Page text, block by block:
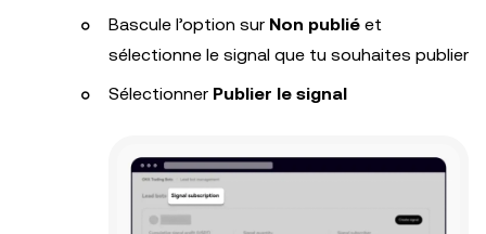
Bascule l’option sur Non publié et
sélectionne le signal que tu souhaites publier
Sélectionner Publier le signal